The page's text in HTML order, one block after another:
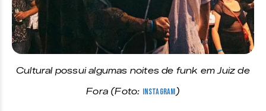
Cultural possui algumas noites de funk em Juiz de
Fora (Foto: Instagram)